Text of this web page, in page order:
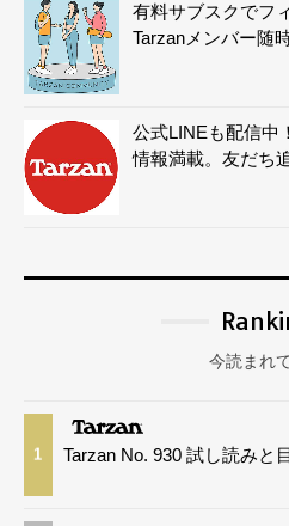
有料サブスクでフ
Tarzanメンバー随
公式LINEも配信中
情報満載。友だち
今読まれ
1 Tarzan No. 930 試し読みと